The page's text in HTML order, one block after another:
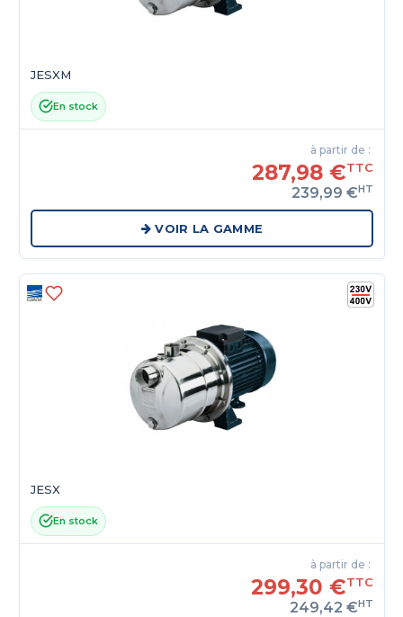
JESXM
En stock
à partir de :
287,98 €TTC
239,99 €HT
VOIR LA GAMME
JESX
En stock
à partir de :
299,30 €TTC
249,42 €HT